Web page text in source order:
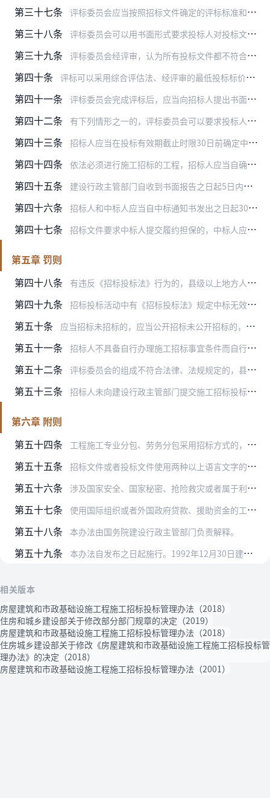
第三十七条 评标委员会应当按照招标文件确定的评标标准和方法，对投标文件进行评审和比较，并对评标结果签字确认；设有标底的，应当参考标底。
第三十八条 评标委员会可以用书面形式要求投标人对投标文件中含义不明确的内容作必要的澄清或者说明。投标人应当采用书面形式进行澄清或者说明，其澄清或者说明不得超出投标文件的范围…
第三十九条 评标委员会经评审，认为所有投标文件都不符合招标文件要求的，可以否决所有投标。
第四十条 评标可以采用综合评估法、经评审的最低投标标价法或者法律法规允许的其他评标方法。
第四十一条 评标委员会完成评标后，应当向招标人提出书面评标报告，阐明评标委员会对各投标文件的评审和比较意见，并按照招标文件中规定的评标方法，推荐不超过3名有排序的合格的中标…
第四十二条 有下列情形之一的，评标委员会可以要求投标人作出书面说明并提供相关材料：
第四十三条 招标人应当在投标有效期截止时限30日前确定中标人。投标有效期应当在招标文件中载明。
第四十四条 依法必须进行施工招标的工程，招标人应当自确定中标人之日起15日内，向工程所在地的县级以上地方人民政府建设行政主管部门提交施工招标投标情况的书面报告。书面报告应当…
第四十五条 建设行政主管部门自收到书面报告之日起5日内未通知招标人在招标投标活动中有违法行为的，招标人可以向中标人发出中标通知书，并将中标结果通知所有未中标的投标人。
第四十六条 招标人和中标人应当自中标通知书发出之日起30日内，按照招标文件和中标人的投标文件订立书面合同；招标人和中标人不得再行订立背离合同实质性内容的其他协议。
第四十七条 招标文件要求中标人提交履约担保的，中标人应当提交。招标人应当同时向中标人提供工程款支付担保。
第五章 罚则
第四十八条
有违反《招标投标法》行为的，县级以上地方人民政府建设行政主管部门应当按照《招标投标法》的规定予以处罚。
第四十九条 招标投标活动中有《招标投标法》规定中标无效情形的，由县级以上地方人民政府建设行政主管部门宣布中标无效，责令重新组织招标，并依法追究有关责任人责任。
第五十条 应当招标未招标的，应当公开招标未公开招标的，县级以上地方人民政府建设行政主管部门应当责令改正，拒不改正的，不得颁发施工许可证。
第五十一条 招标人不具备自行办理施工招标事宜条件而自行招标的，县级以上地方人民政府建设行政主管部门应当责令改正，处1万元以下的罚款。
第五十二条 评标委员会的组成不符合法律、法规规定的，县级以上地方人民政府建设行政主管部门应当责令招标人重新组织评标委员会。
第五十三条 招标人未向建设行政主管部门提交施工招标投标情况书面报告的，县级以上地方人民政府建设行政主管部门应当责令改正。
第六章 附则
第五十四条
工程施工专业分包、劳务分包采用招标方式的，参照本办法执行。
第五十五条 招标文件或者投标文件使用两种以上语言文字的，必须有一种是中文；如对不同文本的解释发生异议的，以中文文本为准。用文字表示的金额与数字表示的金额不一致的，以文字表示…
第五十六条 涉及国家安全、国家秘密、抢险救灾或者属于利用扶贫资金实行以工代赈、需要使用农民工等特殊情况，不适宜进行施工招标的工程，按照国家有关规定可以不进行施工招标。
第五十七条 使用国际组织或者外国政府贷款、援助资金的工程进行施工招标，贷款方、资金提供方对招标投标的具体条件和程序有不同规定的，可以适用其规定，但违背中华人民共和国的社会公…
第五十八条 本办法由国务院建设行政主管部门负责解释。
第五十九条 本办法自发布之日起施行。1992年12月30日建设部颁布的《工程建设施工招标投标管理办法》（建设部令第23号）同时废止。
相关版本
房屋建筑和市政基础设施工程施工招标投标管理办法（2018）
住房和城乡建设部关于修改部分部门规章的决定（2019）
房屋建筑和市政基础设施工程施工招标投标管理办法（2018）
住房城乡建设部关于修改《房屋建筑和市政基础设施工程施工招标投标管
理办法》的决定（2018）
房屋建筑和市政基础设施工程施工招标投标管理办法（2001）